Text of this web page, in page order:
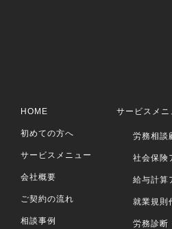
HOME
初めての方へ
サービスメニュー
会社概要
ご契約の流れ
相談事例
サービスメニ
労務相談
社会保険
給与計算
就業規則
労務診断